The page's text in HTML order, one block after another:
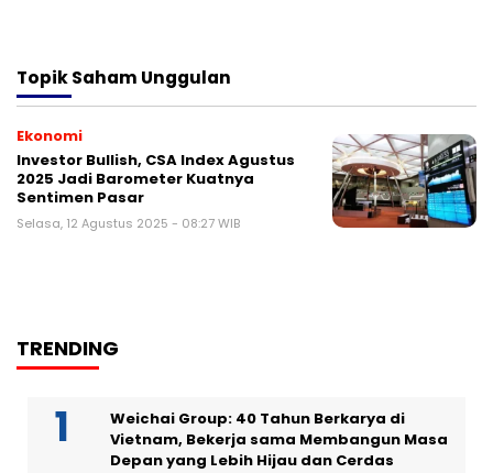
TopikSaham Unggulan
Ekonomi
Investor Bullish, CSA Index Agustus
2025 Jadi Barometer Kuatnya
Sentimen Pasar
Selasa, 12 Agustus 2025 - 08:27 WIB
TRENDING
Weichai Group: 40 Tahun Berkarya di
Vietnam, Bekerja sama Membangun Masa
Depan yang Lebih Hijau dan Cerdas